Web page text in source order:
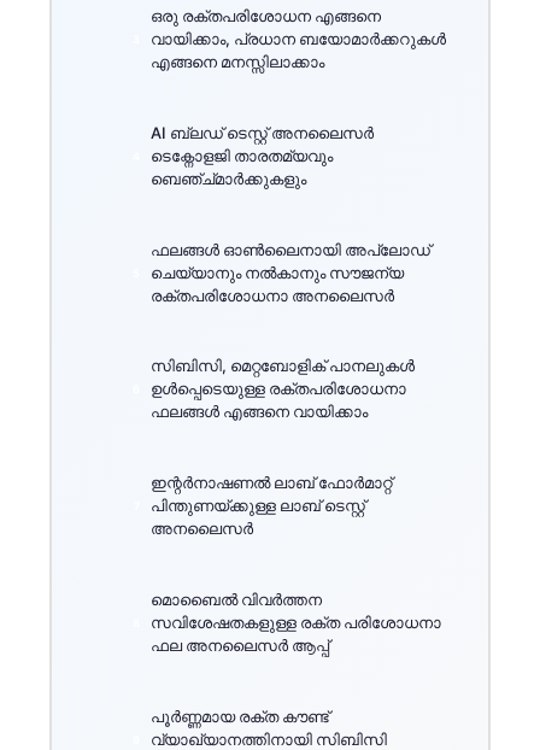
ഒരു രക്തപരിശോധന എങ്ങനെ
വായിക്കാം, പ്രധാന ബയോമാർക്കറുകൾ
എങ്ങനെ മനസ്സിലാക്കാം
AI ബ്ലഡ് ടെസ്റ്റ് അനലൈസർ
ടെക്നോളജി താരതമ്യവും
ബെഞ്ച്മാർക്കുകളും
ഫലങ്ങൾ ഓൺലൈനായി അപ്‌ലോഡ്
ചെയ്യാനും നൽകാനും സൗജന്യ
രക്തപരിശോധനാ അനലൈസർ
സിബിസി, മെറ്റബോളിക് പാനലുകൾ
ഉൾപ്പെടെയുള്ള രക്തപരിശോധനാ
ഫലങ്ങൾ എങ്ങനെ വായിക്കാം
ഇന്റർനാഷണൽ ലാബ് ഫോർമാറ്റ്
പിന്തുണയ്ക്കുള്ള ലാബ് ടെസ്റ്റ്
അനലൈസർ
മൊബൈൽ വിവർത്തന
സവിശേഷതകളുള്ള രക്ത പരിശോധനാ
ഫല അനലൈസർ ആപ്പ്
പൂർണ്ണമായ രക്ത കൗണ്ട്
വ്യാഖ്യാനത്തിനായി സിബിസി